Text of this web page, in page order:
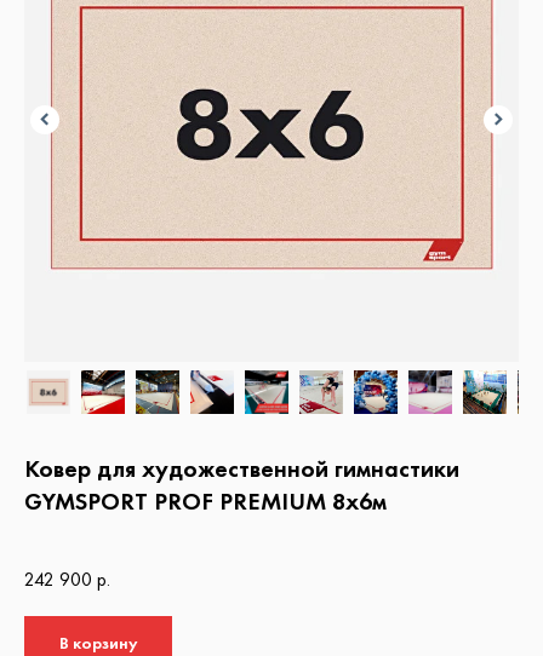
Ковер для художественной гимнастики
GYMSPORT PROF PREMIUM 8х6м
242 900 р.
В корзину